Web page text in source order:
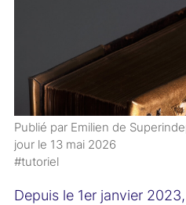
Publié par Emilien de
jour le 13 mai 2026
#tutoriel
Depuis le 1er janvier 2023,